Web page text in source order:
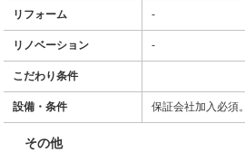
リフォーム -
リノベーション -
こだわり条件
設備・条件 保証会社加入必須。
その他